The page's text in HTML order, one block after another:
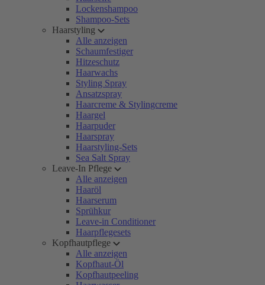
Lockenshampoo
Shampoo-Sets
Haarstyling
Alle anzeigen
Schaumfestiger
Hitzeschutz
Haarwachs
Styling Spray
Ansatzspray
Haarcreme & Stylingcreme
Haargel
Haarpuder
Haarspray
Haarstyling-Sets
Sea Salt Spray
Leave-In Pflege
Alle anzeigen
Haaröl
Haarserum
Sprühkur
Leave-in Conditioner
Haarpflegesets
Kopfhautpflege
Alle anzeigen
Kopfhaut-Öl
Kopfhautpeeling